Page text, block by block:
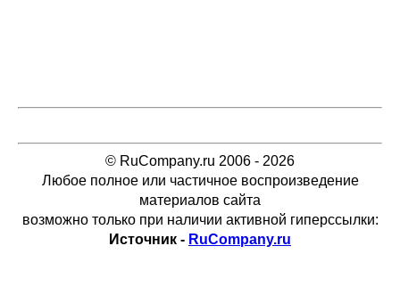
© RuCompany.ru 2006 - 2026
Любое полное или частичное воспроизведение
материалов сайта
возможно только при наличии активной гиперссылки:
Источник - RuCompany.ru